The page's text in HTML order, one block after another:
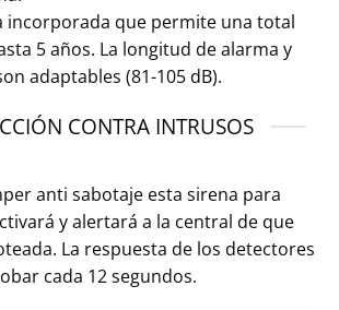
incorporada que permite una total
5 años. La longitud de alarma y
adaptables (81-105 dB).
CONTRA INTRUSOS
anti sabotaje esta sirena para
y alertará a la central de que
La respuesta de los detectores
cada 12 segundos.